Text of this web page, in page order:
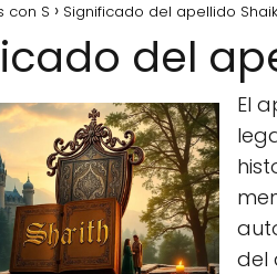
con S Significado del apellido
del
El
del